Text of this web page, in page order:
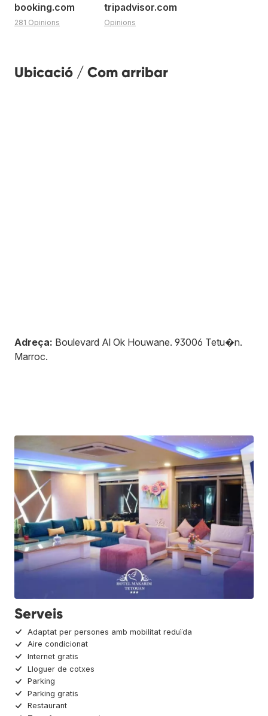
booking.com
281 Opinions
tripadvisor.com
Opinions
Ubicació / Com arribar
Adreça: Boulevard Al Ok Houwane. 93006 Tetu�n.
Marroc.
Serveis
Adaptat per persones amb mobilitat reduïda
Aire condicionat
Internet gratis
Lloguer de cotxes
Parking
Parking gratis
Restaurant